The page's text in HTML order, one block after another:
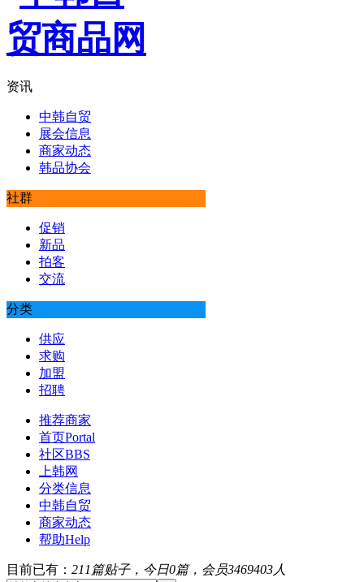
资讯
中韩自贸
展会信息
商家动态
韩品协会
社群
促销
新品
拍客
交流
分类
供应
求购
加盟
招聘
推荐商家
首页Portal
社区BBS
上韩网
分类信息
中韩自贸
商家动态
帮助Help
目前已有： 211篇贴子，今日0篇，会员3469403人